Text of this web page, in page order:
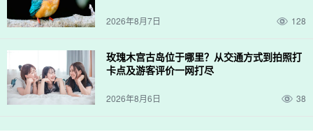
2026年8月7日 128
玫瑰木宫古岛位于哪里？从交通方式到拍照打
卡点及游客评价一网打尽
2026年8月6日 38